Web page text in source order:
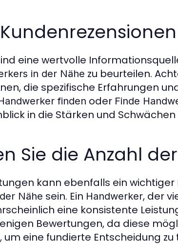
eine wertvolle
in der Nähe zu beurteilen.
die spezifische Erfahrungen
finden oder Finde
in die Stärken und
Sie die Anzahl
kann ebenfalls ein
Nähe sein. Ein Handwerker, der
eine konsistente
Bewertungen, da diese
eine fundierte Entscheidung zu